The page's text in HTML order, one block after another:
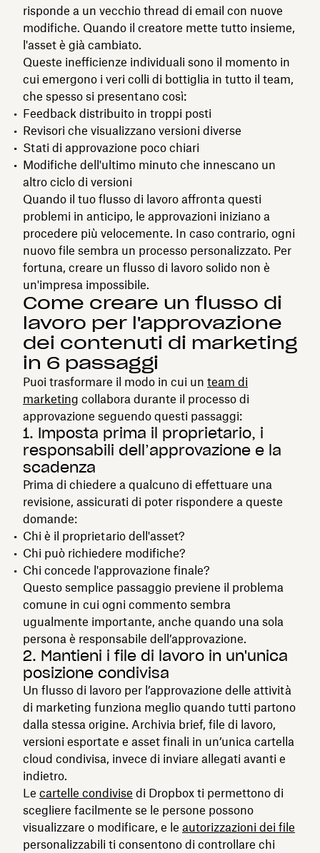
risponde a un vecchio thread di email con nuove
modifiche. Quando il creatore mette tutto insieme,
l'asset è già cambiato.
Queste inefficienze individuali sono il momento in
cui emergono i veri colli di bottiglia in tutto il team,
che spesso si presentano così:
Feedback distribuito in troppi posti
Revisori che visualizzano versioni diverse
Stati di approvazione poco chiari
Modifiche dell'ultimo minuto che innescano un
altro ciclo di versioni
Quando il tuo flusso di lavoro affronta questi
problemi in anticipo, le approvazioni iniziano a
procedere più velocemente. In caso contrario, ogni
nuovo file sembra un processo personalizzato. Per
fortuna, creare un flusso di lavoro solido non è
un'impresa impossibile.
Come creare un flusso di
lavoro per l'approvazione
dei contenuti di marketing
in 6 passaggi
Puoi trasformare il modo in cui un team di
marketing collabora durante il processo di
approvazione seguendo questi passaggi:
1. Imposta prima il proprietario, i
responsabili dell’approvazione e la
scadenza
Prima di chiedere a qualcuno di effettuare una
revisione, assicurati di poter rispondere a queste
domande:
Chi è il proprietario dell'asset?
Chi può richiedere modifiche?
Chi concede l'approvazione finale?
Questo semplice passaggio previene il problema
comune in cui ogni commento sembra
ugualmente importante, anche quando una sola
persona è responsabile dell’approvazione.
2. Mantieni i file di lavoro in un'unica
posizione condivisa
Un flusso di lavoro per l’approvazione delle attività
di marketing funziona meglio quando tutti partono
dalla stessa origine. Archivia brief, file di lavoro,
versioni esportate e asset finali in un’unica cartella
cloud condivisa, invece di inviare allegati avanti e
indietro.
Le cartelle condivise di Dropbox ti permettono di
scegliere facilmente se le persone possono
visualizzare o modificare, e le autorizzazioni dei file
personalizzabili ti consentono di controllare chi